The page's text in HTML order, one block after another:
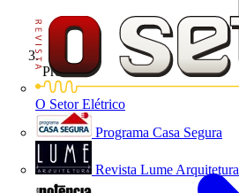
O Setor Elétrico
Programa Casa Segura
Revista Lume Arquitetura
Produtos